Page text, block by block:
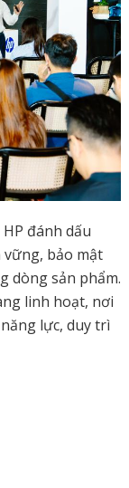
đánh dấu
vững, bảo mật
dòng sản phẩm.
linh hoạt, nơi
lực, duy trì